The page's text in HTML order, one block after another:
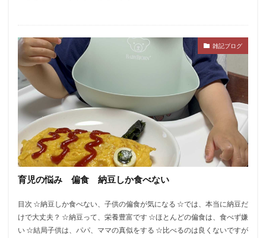
雑記ブログ
育児の悩み 偏食 納豆しか食べない
目次 ☆納豆しか食べない、子供の偏食が気になる ☆では、本当に納豆だ
けで大丈夫？ ☆納豆って、栄養豊富です ☆ほとんどの偏食は、食べず嫌
い ☆結局子供は、パパ、ママの真似をする ☆比べるのは良くないですが